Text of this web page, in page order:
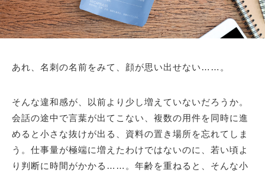
あれ、名刺の名前をみて、顔が思い出せない……。
そんな違和感が、以前より少し増えていないだろうか。
会話の途中で言葉が出てこない、複数の用件を同時に進
めると小さな抜けが出る、資料の置き場所を忘れてしま
う。仕事量が極端に増えたわけではないのに、若い頃よ
り判断に時間がかかる……。年齢を重ねると、そんな小